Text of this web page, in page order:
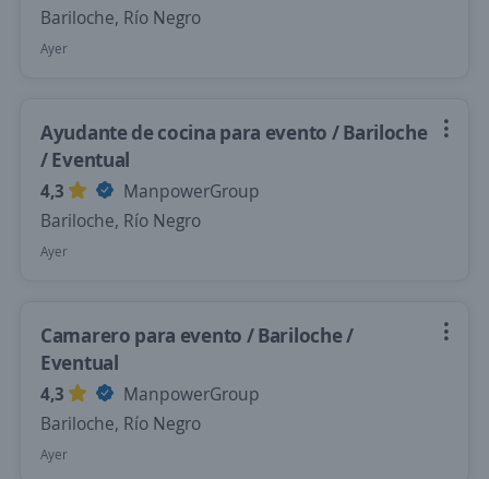
Bariloche, Río Negro
Ayer
Ayudante de cocina para evento / Bariloche
/ Eventual
4,3
ManpowerGroup
Bariloche, Río Negro
Ayer
Camarero para evento / Bariloche /
Eventual
4,3
ManpowerGroup
Bariloche, Río Negro
Ayer